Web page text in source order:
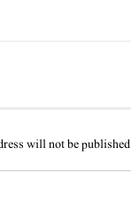
will not be published.